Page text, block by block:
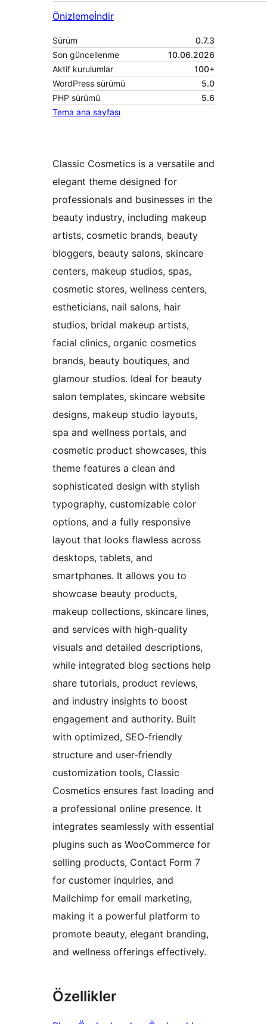
Önizlemeİndir
Sürüm
0.7.3
Son güncellenme
10.06.2026
Aktif kurulumlar
100+
WordPress sürümü
5.0
PHP sürümü
5.6
Tema ana sayfası
Classic Cosmetics is a versatile and
elegant theme designed for
professionals and businesses in the
beauty industry, including makeup
artists, cosmetic brands, beauty
bloggers, beauty salons, skincare
centers, makeup studios, spas,
cosmetic stores, wellness centers,
estheticians, nail salons, hair
studios, bridal makeup artists,
facial clinics, organic cosmetics
brands, beauty boutiques, and
glamour studios. Ideal for beauty
salon templates, skincare website
designs, makeup studio layouts,
spa and wellness portals, and
cosmetic product showcases, this
theme features a clean and
sophisticated design with stylish
typography, customizable color
options, and a fully responsive
layout that looks flawless across
desktops, tablets, and
smartphones. It allows you to
showcase beauty products,
makeup collections, skincare lines,
and services with high-quality
visuals and detailed descriptions,
while integrated blog sections help
share tutorials, product reviews,
and industry insights to boost
engagement and authority. Built
with optimized, SEO-friendly
structure and user-friendly
customization tools, Classic
Cosmetics ensures fast loading and
a professional online presence. It
integrates seamlessly with essential
plugins such as WooCommerce for
selling products, Contact Form 7
for customer inquiries, and
Mailchimp for email marketing,
making it a powerful platform to
promote beauty, elegant branding,
and wellness offerings effectively.
Özellikler